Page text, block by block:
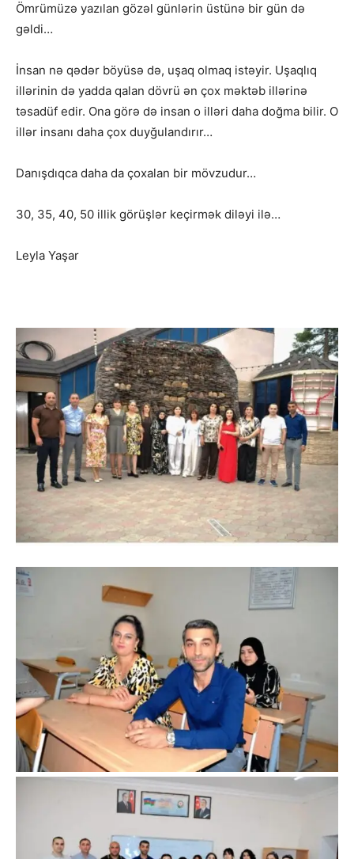
Ömrümüzə yazılan gözəl günlərin üstünə bir gün də
gəldi…
İnsan nə qədər böyüsə də, uşaq olmaq istəyir. Uşaqlıq
illərinin də yadda qalan dövrü ən çox məktəb illərinə
təsadüf edir. Ona görə də insan o illəri daha doğma bilir. O
illər insanı daha çox duyğulandırır…
Danışdıqca daha da çoxalan bir mövzudur…
30, 35, 40, 50 illik görüşlər keçirmək diləyi ilə…
Leyla Yaşar